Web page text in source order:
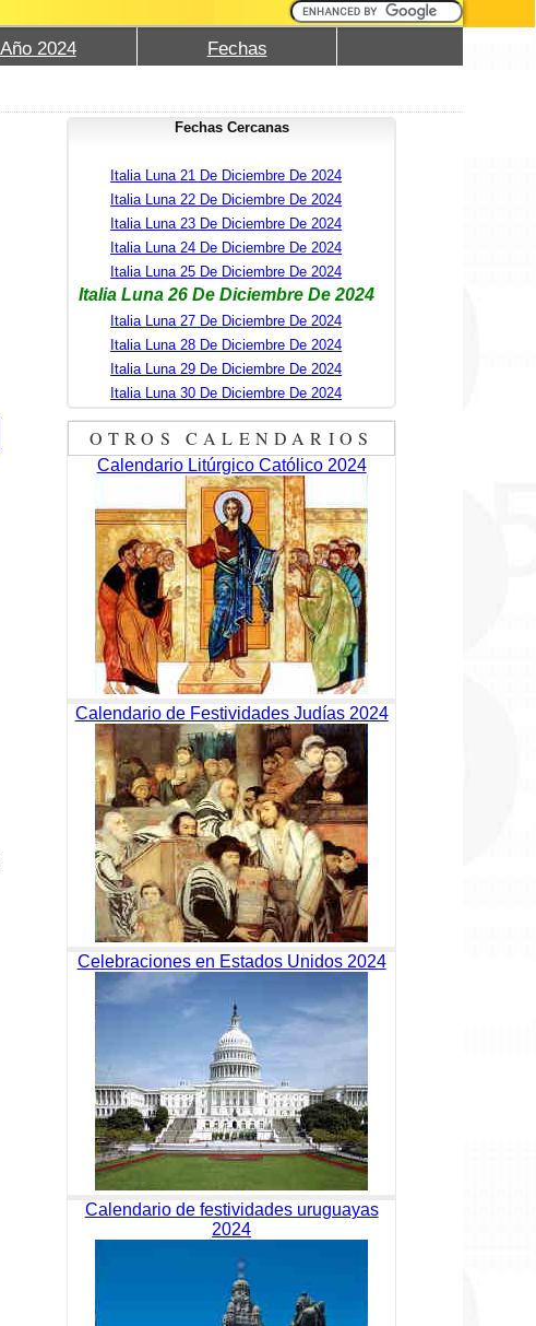
Año 2024 Fechas
Fechas Cercanas
Italia Luna 21 De Diciembre De 2024
Italia Luna 22 De Diciembre De 2024
Italia Luna 23 De Diciembre De 2024
Italia Luna 24 De Diciembre De 2024
Italia Luna 25 De Diciembre De 2024
Italia Luna 26 De Diciembre De 2024
Italia Luna 27 De Diciembre De 2024
Italia Luna 28 De Diciembre De 2024
Italia Luna 29 De Diciembre De 2024
Italia Luna 30 De Diciembre De 2024
OTROS CALENDARIOS
Calendario Litúrgico Católico 2024
Calendario de Festividades Judías 2024
Celebraciones en Estados Unidos 2024
Calendario de festividades uruguayas
2024